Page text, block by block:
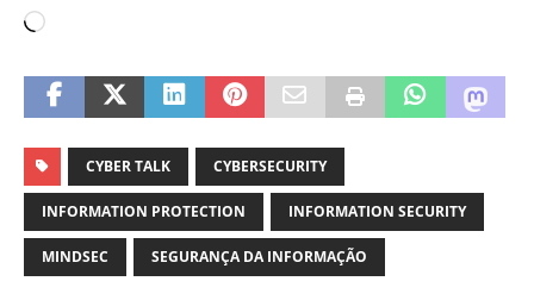
CYBER TALK CYBERSECURITY
INFORMATION PROTECTION INFORMATION SECURITY
MINDSEC SEGURANÇA DA INFORMAÇÃO